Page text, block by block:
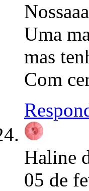
Uma
mas
Com
Haline
05 de